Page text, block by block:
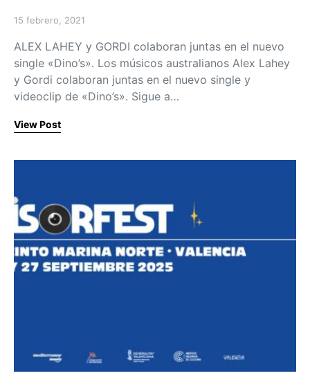
Posted on
15 febrero, 2021
ALEX LAHEY y GORDI colaboran juntas en el nuevo
single «Dino’s». Los músicos australianos Alex Lahey
y Gordi colaboran juntas en el nuevo single y
videoclip de «Dino’s». Sigue a…
View Post